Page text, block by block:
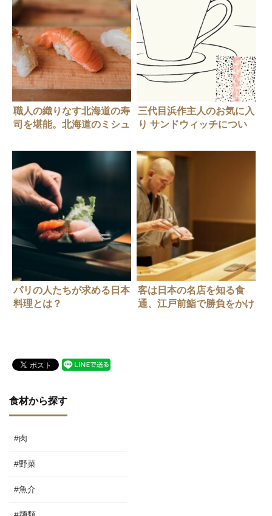
職人の織りなす北海道の寿
司を堪能。北海道のミシュ
三代目浜作主人のお気に入
り サンドウィッチについ
パリの人たちが求める日本
料理とは？
客は日本の名店を知る食
通、江戸前鮨で勝負をかけ
食材から探す
#肉
#野菜
#魚介